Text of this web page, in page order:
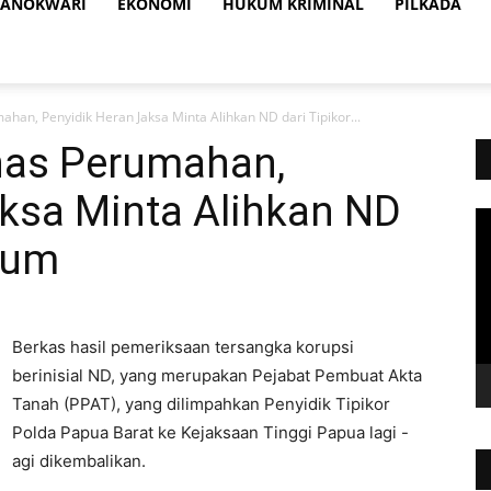
Penyidik Heran Jaksa Minta Alihkan ND dari Tipikor...
Perumahan,
Minta Alihkan ND
Berkas hasil pemeriksaan tersangka korupsi
berinisial ND, yang merupakan Pejabat Pembuat Akta
Tanah (PPAT), yang dilimpahkan Penyidik Tipikor
Polda Papua Barat ke Kejaksaan Tinggi Papua lagi -
agi dikembalikan.